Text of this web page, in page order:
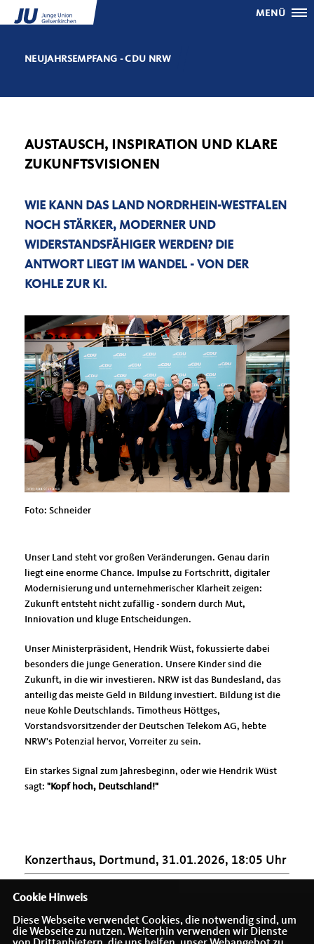
MENÜ
NEUJAHRSEMPFANG - CDU NRW
AUSTAUSCH, INSPIRATION UND KLARE
ZUKUNFTSVISIONEN
WIE KANN DAS LAND NORDRHEIN-WESTFALEN
NOCH STÄRKER, MODERNER UND
WIDERSTANDSFÄHIGER WERDEN? DIE
ANTWORT LIEGT IM WANDEL - VON DER
KOHLE ZUR KI .
Foto: Schneider
Unser Land steht vor großen Veränderungen. Genau darin
liegt eine enorme Chance. Impulse zu Fortschritt, digitaler
Modernisierung und unternehmerischer Klarheit zeigen:
Zukunft entsteht nicht zufällig - sondern durch Mut,
Inniovation und kluge Entscheidungen.
Unser Ministerpräsident, Hendrik Wüst, fokussierte dabei
besonders die junge Generation. Unsere Kinder sind die
Zukunft, in die wir investieren. NRW ist das Bundesland, das
anteilig das meiste Geld in Bildung investiert. Bildung ist die
neue Kohle Deutschlands. Timotheus Höttges,
Vorstandsvorsitzender der Deutschen Telekom AG, hebte
NRW's Potenzial hervor, Vorreiter zu sein.
Ein starkes Signal zum Jahresbeginn, oder wie Hendrik Wüst
sagt: "Kopf hoch, Deutschland!"
Konzerthaus, Dortmund, 31.01.2026, 18:05 Uhr
Cookie Hinweis
Diese Webseite verwendet Cookies, die notwendig sind, um
die Webseite zu nutzen. Weiterhin verwenden wir Dienste